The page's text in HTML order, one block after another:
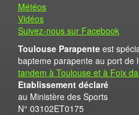
Météos
Vidéos
Suivez-nous sur Facebook
Toulouse Parapente est
bapteme parapente au port de
tandem à Toulouse et à Foix
Etablissement déclaré
au Ministère des Sports
N° 03102ET0175